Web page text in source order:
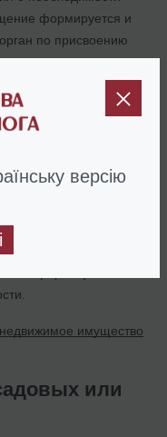
формируется и
по присвоению
права на
работ
на
получения права
так и после ввода
считается
имущество
или
версію